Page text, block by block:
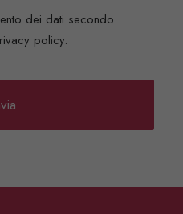
dei dati secondo
policy.